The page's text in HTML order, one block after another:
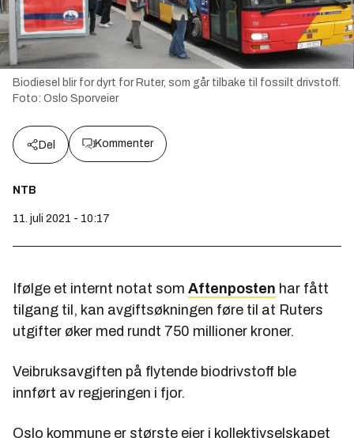
Biodiesel blir for dyrt for Ruter, som går tilbake til fossilt drivstoff.
Foto: Oslo Sporveier
Del Kommenter
NTB
11. juli 2021 - 10:17
Ifølge et internt notat som Aftenposten har fått
tilgang til, kan avgiftsøkningen føre til at Ruters
utgifter øker med rundt 750 millioner kroner.
Veibruksavgiften på flytende biodrivstoff ble
innført av regjeringen i fjor.
Oslo kommune er største eier i kollektivselskapet